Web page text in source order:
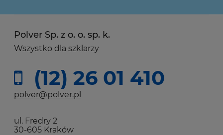
Polver Sp. z o. o. sp. k.
Wszystko dla szklarzy
(12) 26 01 410
polver@polver.pl
ul. Fredry 2
30-605 Kraków